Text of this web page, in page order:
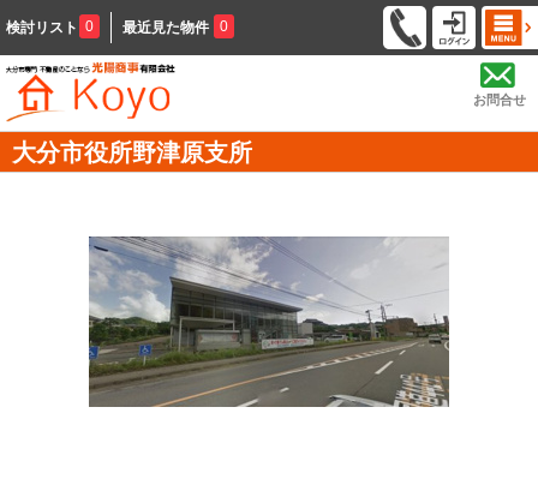
検討リスト 0 最近見た物件 0
お問合せ
大分市役所野津原支所